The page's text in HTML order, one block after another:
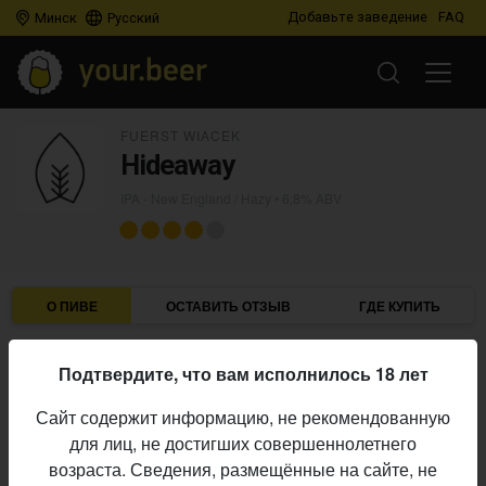
Минск Русский Добавьте заведение FAQ
Hideaway
О ПИВЕ ОСТАВИТЬ ОТЗЫВ ГДЕ КУПИТЬ
Пивоварня:
Алкоголь:
6,8%
Начало
выпуска:
28.05.2026
Подтвердите, что вам исполнилось 18 лет
Сайт содержит информацию, не рекомендованную
для лиц, не достигших совершеннолетнего
возраста. Сведения, размещённые на сайте, не